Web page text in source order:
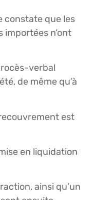
constate que les
n’ont
verbal
de même qu’à
est
en liquidation
ainsi qu’un